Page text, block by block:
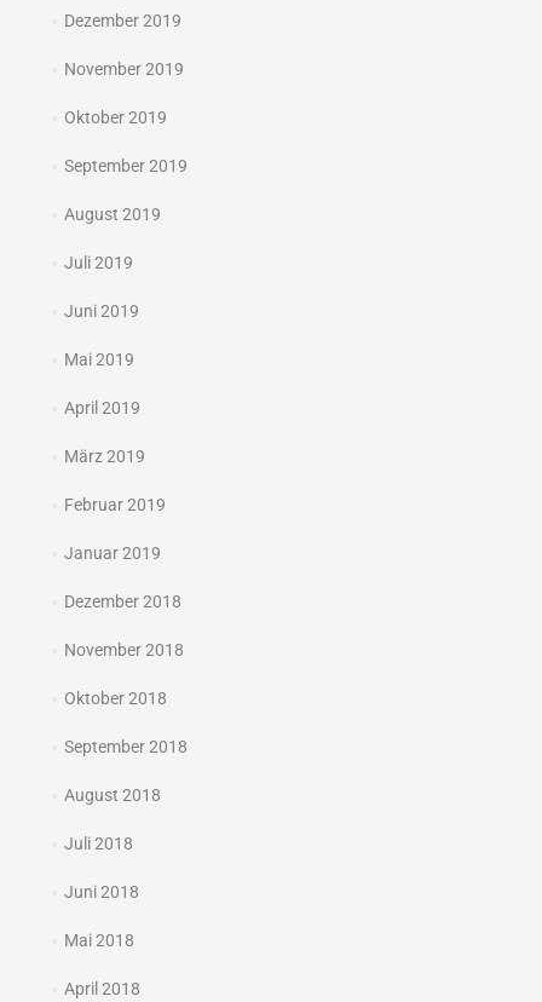
Dezember 2019
November 2019
Oktober 2019
September 2019
August 2019
Juli 2019
Juni 2019
Mai 2019
April 2019
März 2019
Februar 2019
Januar 2019
Dezember 2018
November 2018
Oktober 2018
September 2018
August 2018
Juli 2018
Juni 2018
Mai 2018
April 2018